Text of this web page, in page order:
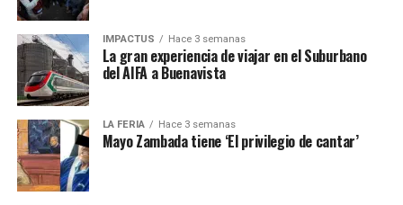
IMPACTUS Hace 3 semanas
La gran experiencia de viajar en el Suburbano
del AIFA a Buenavista
LA FERIA Hace 3 semanas
Mayo Zambada tiene ‘El privilegio de cantar’